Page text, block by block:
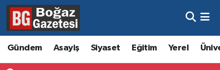
Gündem Asayiş Siyaset Eğitim Yerel
Asayiş
Eğitim
Hava Durumu
Trafik Durumu